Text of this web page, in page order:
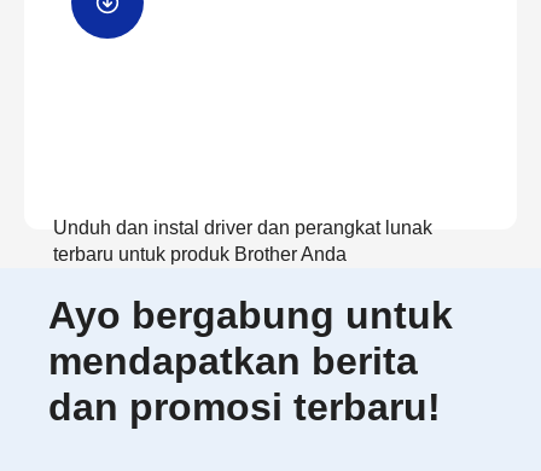
Unduh dan instal driver dan perangkat lunak
terbaru untuk produk Brother Anda
Lihat Unduhan
Ayo bergabung untuk
mendapatkan berita
dan promosi terbaru!